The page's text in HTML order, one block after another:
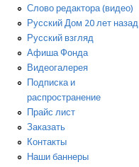
Слово редактора (видео)
Русский Дом 20 лет назад
Русский взгляд
Афиша Фонда
Видеогалерея
Подписка и
распространение
Прайс лист
Заказать
Контакты
Наши баннеры